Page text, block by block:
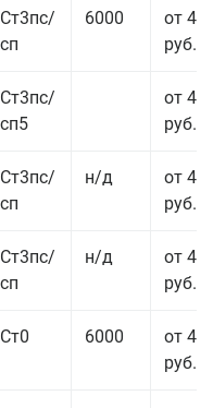
Ст3пс/
сп
6000
от 42
руб.
Ст3пс/
сп5
от 42
руб.
Ст3пс/
сп
н/д
от 42
руб.
Ст3пс/
сп
н/д
от 42
руб.
Ст0 6000
от 44
руб.